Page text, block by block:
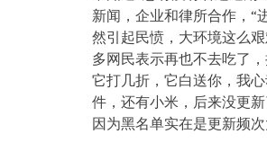
新闻，企业和律所合作，“
然引起民愤，大环境这么
多网民表示再也不去吃了
它打几折，它白送你，我
件，还有小米，后来没更
因为黑名单实在是更新频